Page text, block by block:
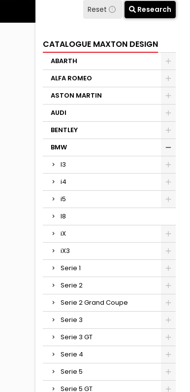
Reset Research
CATALOGUE MAXTON DESIGN
ABARTH
ALFA ROMEO
ASTON MARTIN
AUDI
BENTLEY
BMW
I3
i4
i5
I8
iX
iX3
Serie 1
Serie 2
Serie 2 Grand Coupe
Serie 3
Serie 3 GT
Serie 4
Serie 5
Serie 5 GT